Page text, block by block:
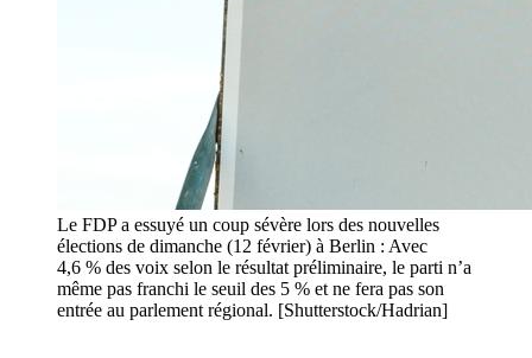
Le FDP a essuyé un coup sévère lors des nouvelles
élections de dimanche (12 février) à Berlin : Avec
4,6 % des voix selon le résultat préliminaire, le parti n’a
même pas franchi le seuil des 5 % et ne fera pas son
entrée au parlement régional. [Shutterstock/Hadrian]